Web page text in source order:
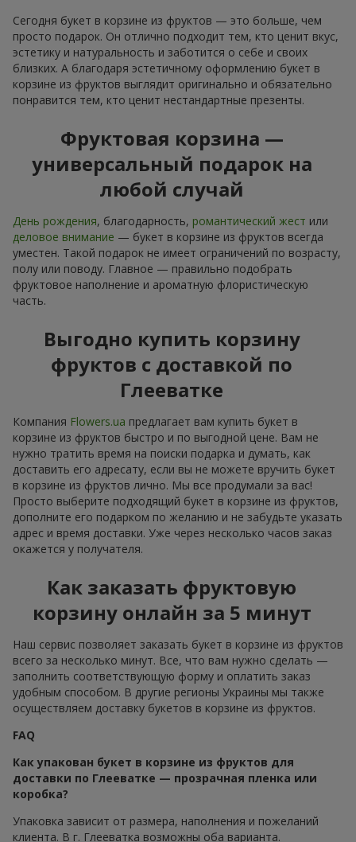
Сегодня букет в корзине из фруктов — это больше, чем
просто подарок. Он отлично подходит тем, кто ценит вкус,
эстетику и натуральность и заботится о себе и своих
близких. А благодаря эстетичному оформлению букет в
корзине из фруктов выглядит оригинально и обязательно
понравится тем, кто ценит нестандартные презенты.
Фруктовая корзина —
универсальный подарок на
любой случай
День рождения, благодарность, романтический жест или
деловое внимание — букет в корзине из фруктов всегда
уместен. Такой подарок не имеет ограничений по возрасту,
полу или поводу. Главное — правильно подобрать
фруктовое наполнение и ароматную флористическую
часть.
Выгодно купить корзину
фруктов с доставкой по
Глееватке
Компания Flowers.ua предлагает вам купить букет в
корзине из фруктов быстро и по выгодной цене. Вам не
нужно тратить время на поиски подарка и думать, как
доставить его адресату, если вы не можете вручить букет
в корзине из фруктов лично. Мы все продумали за вас!
Просто выберите подходящий букет в корзине из фруктов,
дополните его подарком по желанию и не забудьте указать
адрес и время доставки. Уже через несколько часов заказ
окажется у получателя.
Как заказать фруктовую
корзину онлайн за 5 минут
Наш сервис позволяет заказать букет в корзине из фруктов
всего за несколько минут. Все, что вам нужно сделать —
заполнить соответствующую форму и оплатить заказ
удобным способом. В другие регионы Украины мы также
осуществляем доставку букетов в корзине из фруктов.
FAQ
Как упакован букет в корзине из фруктов для
доставки по Глееватке — прозрачная пленка или
коробка?
Упаковка зависит от размера, наполнения и пожеланий
клиента. В г. Глееватка возможны оба варианта.